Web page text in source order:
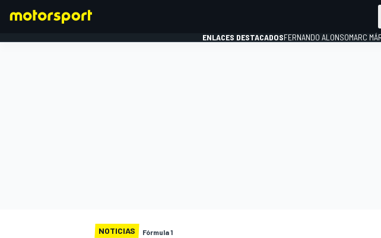
ENLACES DESTACADOSFERNANDO ALONSOMARC
NOTICIAS Fórmula 1